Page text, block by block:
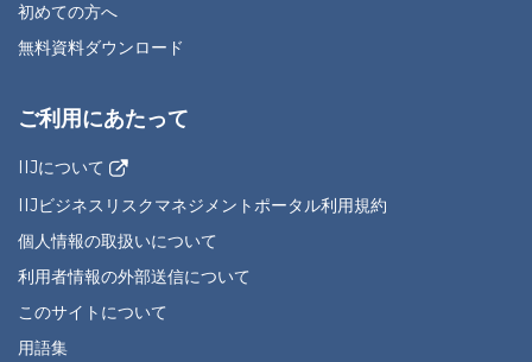
初めての方へ
無料資料ダウンロード
ご利用にあたって
IIJについて
IIJビジネスリスクマネジメントポータル利用規約
個人情報の取扱いについて
利用者情報の外部送信について
このサイトについて
用語集